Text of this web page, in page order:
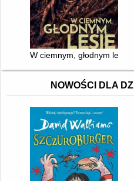
W ciemnym, głodnym lesie
NOWOŚCI DLA